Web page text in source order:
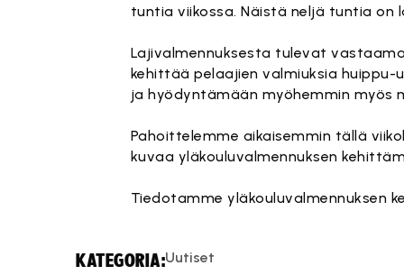
tuntia viikossa. Näistä neljä tuntia on
Lajivalmennuksesta tulevat
kehittää pelaajien valmiuksia
ja hyödyntämään myöhemmin myös
Pahoittelemme aikaisemmin tällä
kuvaa yläkouluvalmennuksen
Tiedotamme yläkouluvalmennuksen
KATEGORIA:Uutiset